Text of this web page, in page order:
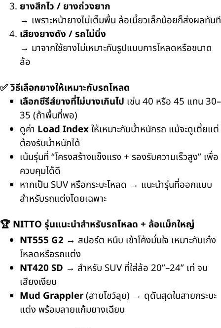
ยางสึกไว / ยางถ่วงยาก
→ เพราะหน้ายางไม่เต็มพื้น ล้อเบี้ยวเล็กน้อยก็ส่งผลทันที
เสียงยางดัง / รถไม่นิ่ง
→ มาจากใช้ยางไม่เหมาะกับรูปแบบการโหลดหรือขนาด
ล้อ
✅วิธีเลือกยางให้เหมาะกับรถโหลด
เลือกซีรีส์ยางที่ไม่บางเกินไป เช่น 40 หรือ 45 แทน 30–
35 (ถ้าพื้นที่พอ)
ดูค่า Load Indexให้เหมาะกับน้ำหนักรถ แม้จะดูเตี้ยแต่
ต้องรับน้ำหนักได้
เน้นรุ่นที่ “โครงสร้างแข็งแรง + รองรับความเร็วสูง” เพื่อ
ควบคุมได้ดี
หากเป็น SUV หรือกระบะโหลด → แนะนำรุ่นที่ออกแบบ
สำหรับรถแต่งโดยเฉพาะ
🏆 NITTO รุ่นแนะนำสำหรับรถโหลด + ล้อแม็กใหญ่
NT555 G2 → สปอร์ต หนึบ เข้าโค้งมั่นใจ เหมาะกับเก๋ง
โหลดหรือรถแต่ง
NT420 SD → สำหรับ SUV ที่ใส่ล้อ 20”–24” เท่ จบ
เสียงเงียบ
Mud Grappler(สายโชว์ลุย) → ดุดันสุดในสายกระบะ
แต่ง พร้อมลายแก้มยางเฉียบ